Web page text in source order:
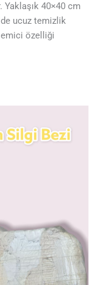
Yaklaşık 40×40 cm
ucuz temizlik
özelliği